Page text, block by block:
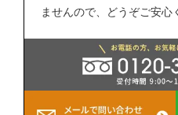
ませんので、どうぞご安心